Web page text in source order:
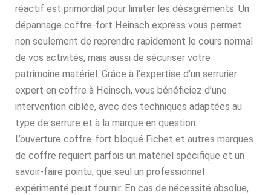
réactif est primordial pour limiter les désagréments. Un
dépannage coffre-fort Heinsch express vous permet
non seulement de reprendre rapidement le cours normal
de vos activités, mais aussi de sécuriser votre
patrimoine matériel. Grâce à l’expertise d’un serrurier
expert en coffre à Heinsch, vous bénéficiez d’une
intervention ciblée, avec des techniques adaptées au
type de serrure et à la marque en question.
L’ouverture coffre-fort bloqué Fichet et autres marques
de coffre requiert parfois un matériel spécifique et un
savoir-faire pointu, que seul un professionnel
expérimenté peut fournir. En cas de nécessité absolue,